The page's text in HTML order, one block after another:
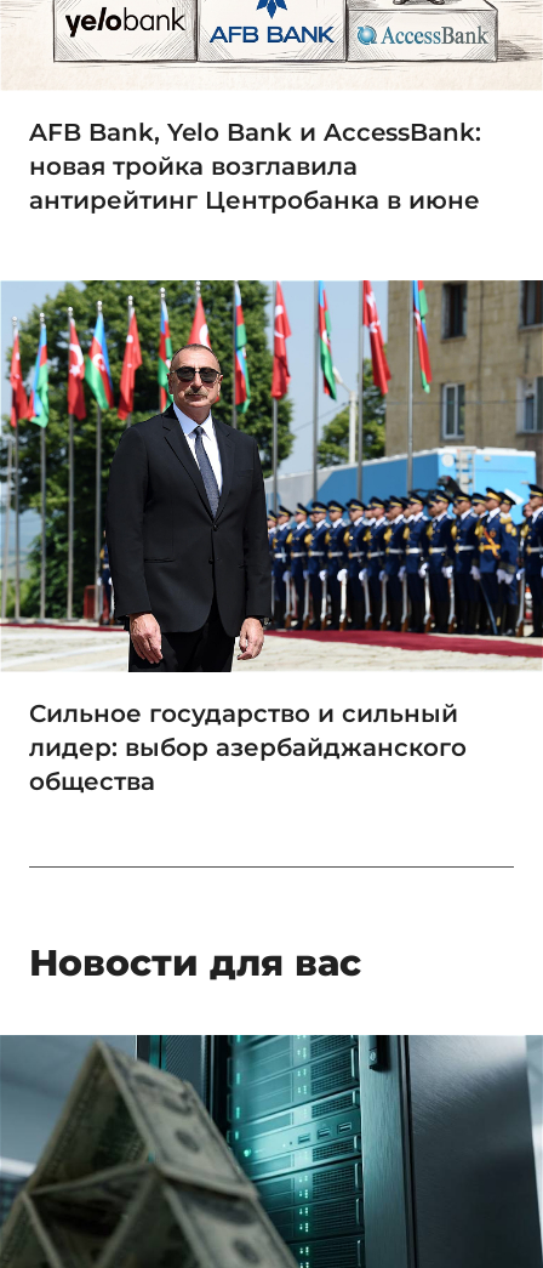
AFB Bank, Yelo Bank и AccessBank:
новая тройка возглавила
антирейтинг Центробанка в июне
Сильное государство и сильный
лидер: выбор азербайджанского
общества
Новости для вас